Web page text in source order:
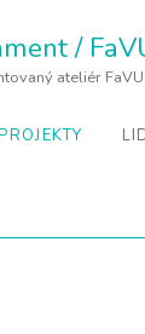
/
ateliér